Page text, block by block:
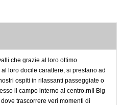
che grazie al loro ottimo
loro docile carattere, si prestano ad
ospiti in rilassanti passeggiate o
il campo interno al centro.rnIl Big
trascorrere veri momenti di